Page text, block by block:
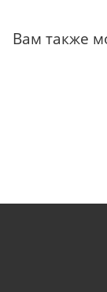
Вам также